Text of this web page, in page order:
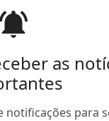
as
notificações para